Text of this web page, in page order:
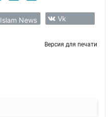
Islam News Vk
Версия для печати